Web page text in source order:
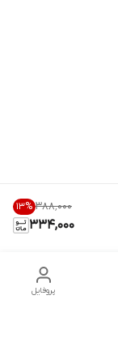
۳۸۸٬۰۰۰ 13%
334,000
پروفایل